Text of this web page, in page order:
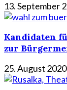
13. September
Kandidaten
zur
25. August 2020